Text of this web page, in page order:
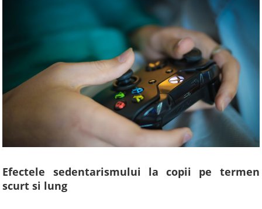
Efectele sedentarismului la copii pe termen
scurt si lung